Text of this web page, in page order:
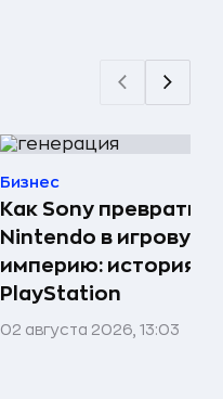
Бизнес
Как Sony
Nintendo в игровую
империю: история
PlayStation
02 августа 2026, 13:03